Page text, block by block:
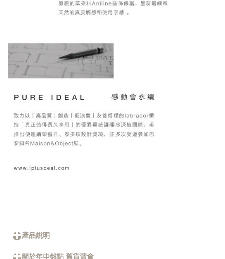
產品說明
關於年中盤點 舊貨清倉